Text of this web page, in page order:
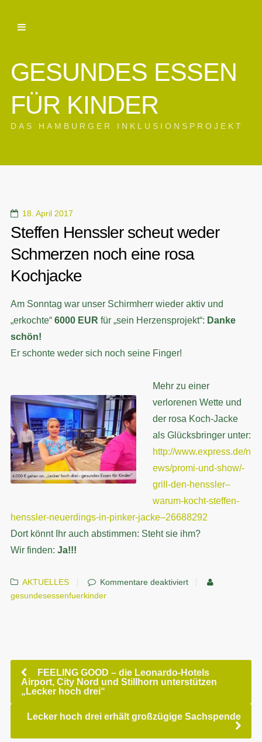
GESUNDES ESSEN
FÜR KINDER
DAS HAMBURGER INKLUSIONSPROJEKT
18. April 2017
Steffen Henssler scheut weder
Schmerzen noch eine rosa
Kochjacke
Am Sonntag war unser Schirmherr wieder aktiv und
„erkochte“ 6000 EUR für „sein Herzensprojekt“: Danke
schön!
Er schonte weder sich noch seine Finger!
Mehr zu einer
verlorenen Wette und
der rosa Koch-Jacke
als Glücksbringer unter:
http://www.express.de/n
ews/promi-und-show/-
grill-den-henssler–
warum-kocht-steffen-
henssler-neuerdings-in-pinker-jacke–26688292
Dort könnt Ihr auch abstimmen: Steht sie ihm?
Wir finden: Ja!!!
AKTUELLES
Kommentare deaktiviert
gesundesessenfuerkinder
FEELING GOOD – die Leonardo-Hotels
Airport, City Nord und Stillhorn unterstützen
„Lecker hoch drei“
Lecker hoch drei erhält großzügige Sachspende